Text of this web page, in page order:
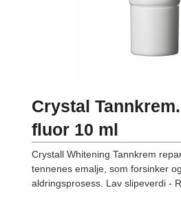
Crystal
fluor 10 ml
Crystall Whitening Tannkrem
tennenes emalje, som forsinker
aldringsprosess. Lav slipeverdi -